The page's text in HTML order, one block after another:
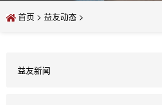
首页 > 益友动态 >
益友新闻